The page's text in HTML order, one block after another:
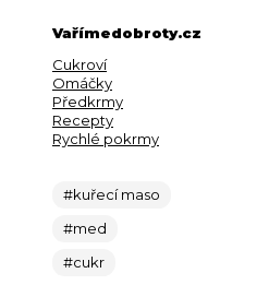
Vařímedobroty.cz
Cukroví
Omáčky
Předkrmy
Recepty
Rychlé pokrmy
#kuřecí maso
#med
#cukr